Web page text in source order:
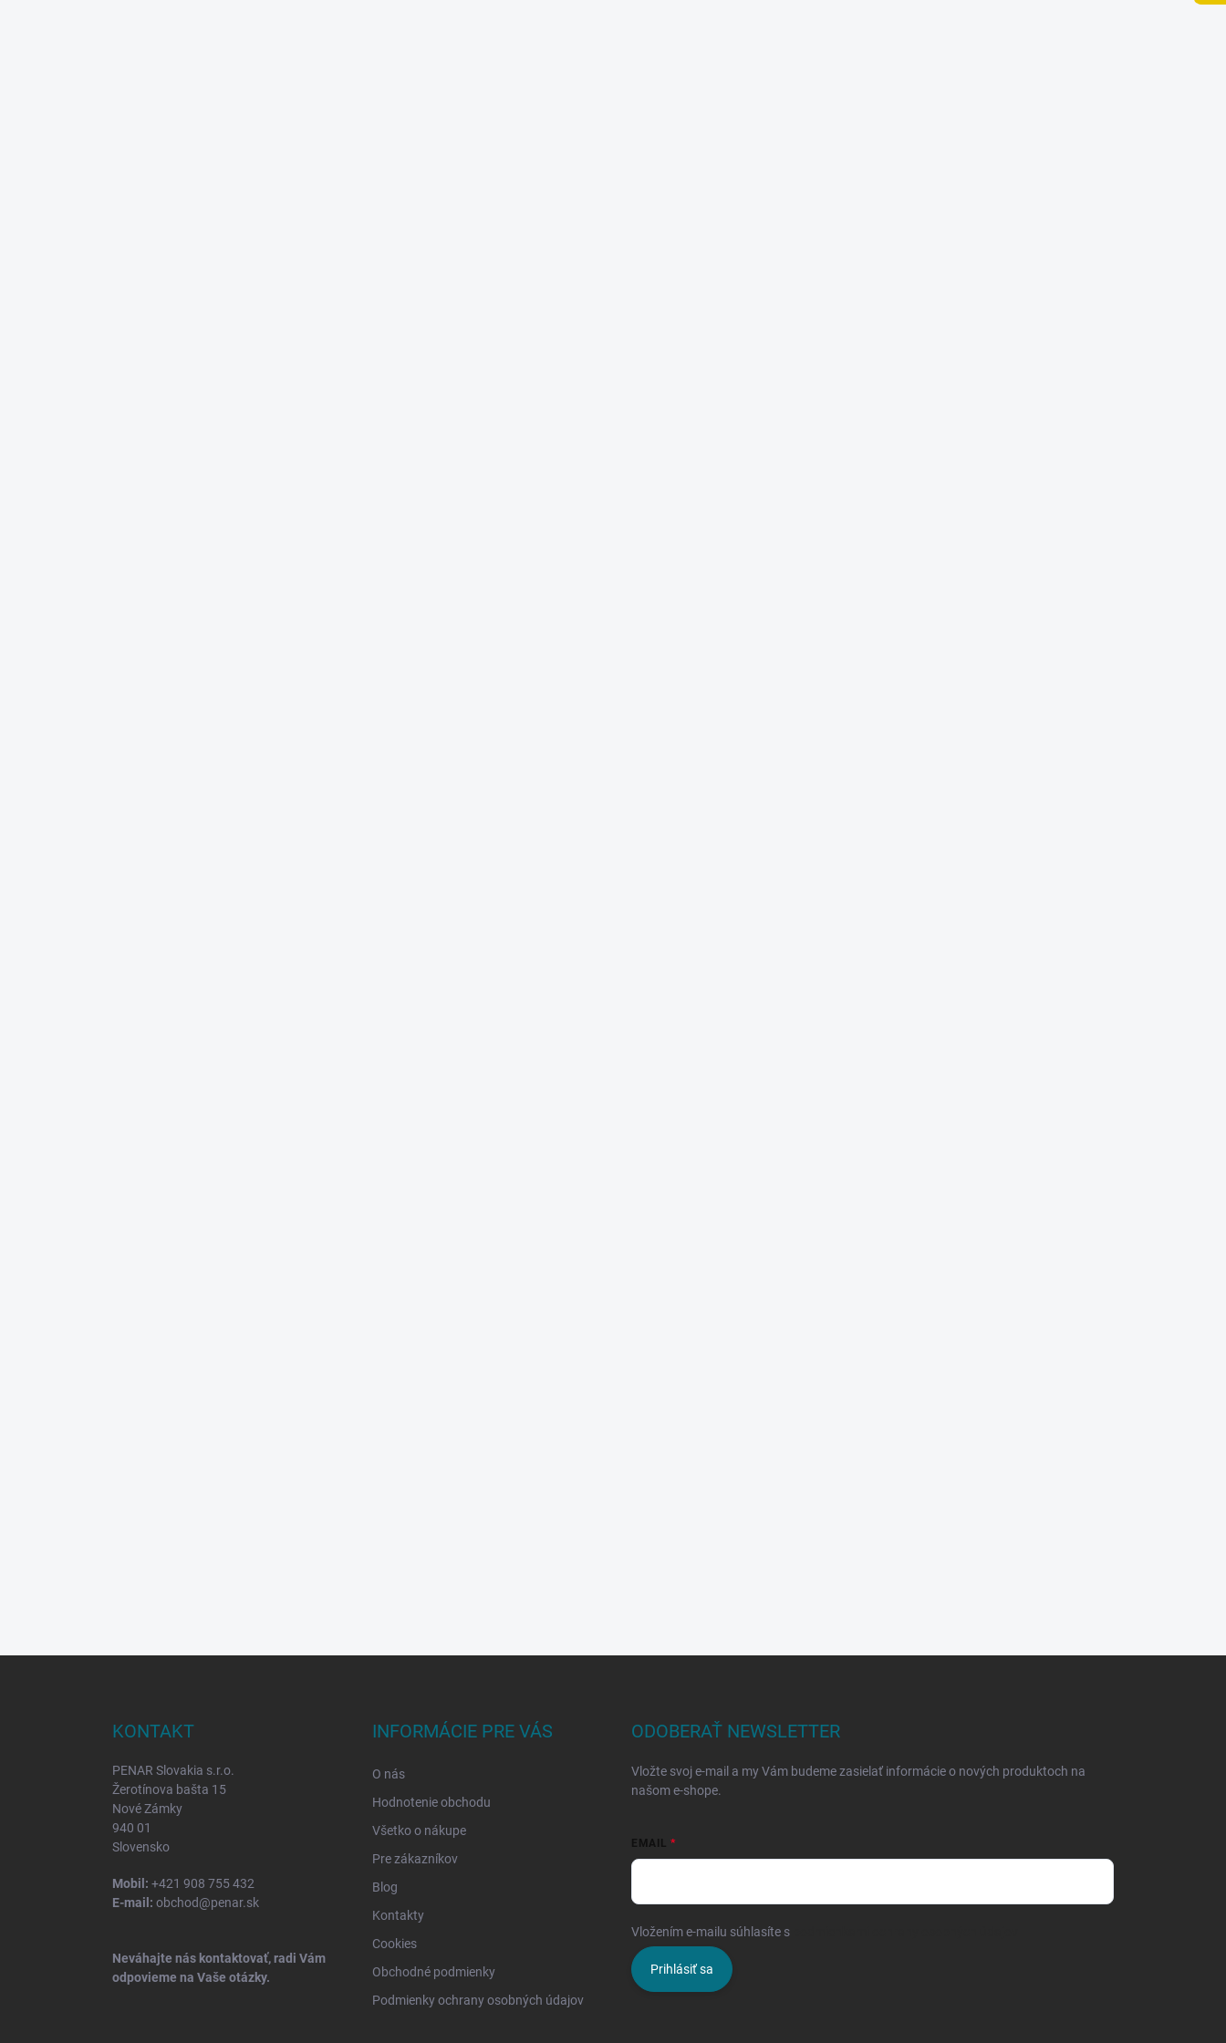
KONTAKT
PENAR Slovakia s.r.o.
Žerotínova bašta 15
Nové Zámky
940 01
Slovensko
Mobil: +421 908 755 432
E-mail: obchod@penar.sk
Neváhajte nás kontaktovať, radi Vám
odpovieme na Vaše otázky.
INFORMÁCIE PRE VÁS
O nás
Hodnotenie obchodu
Všetko o nákupe
Pre zákazníkov
Blog
Kontakty
Cookies
Obchodné podmienky
Podmienky ochrany osobných údajov
ODOBERAŤ NEWSLETTER
Vložte svoj e-mail a my Vám budeme zasielať informácie o nových produktoch na
našom e-shope.
EMAIL
Vložením e-mailu súhlasíte s
Prihlásiť sa